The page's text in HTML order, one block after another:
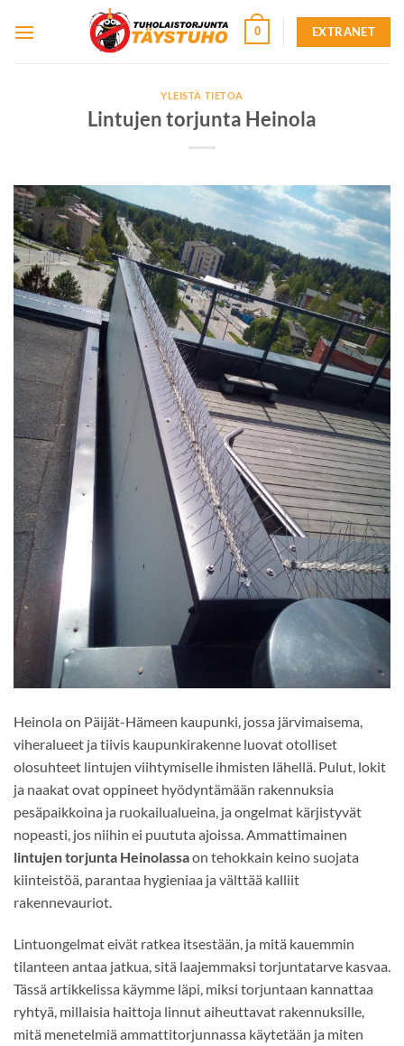
0 EXTRANET
YLEISTÄ TIETOA
Lintujen torjunta Heinola
Heinola on Päijät-Hämeen kaupunki, jossa järvimaisema,
viheralueet ja tiivis kaupunkirakenne luovat otolliset
olosuhteet lintujen viihtymiselle ihmisten lähellä. Pulut, lokit
ja naakat ovat oppineet hyödyntämään rakennuksia
pesäpaikkoina ja ruokailualueina, ja ongelmat kärjistyvät
nopeasti, jos niihin ei puututa ajoissa. Ammattimainen
lintujen torjunta Heinolassaon tehokkain keino suojata
kiinteistöä, parantaa hygieniaa ja välttää kalliit
rakennevauriot.
Lintuongelmat eivät ratkea itsestään, ja mitä kauemmin
tilanteen antaa jatkua, sitä laajemmaksi torjuntatarve kasvaa.
Tässä artikkelissa käymme läpi, miksi torjuntaan kannattaa
ryhtyä, millaisia haittoja linnut aiheuttavat rakennuksille,
mitä menetelmiä ammattitorjunnassa käytetään ja miten